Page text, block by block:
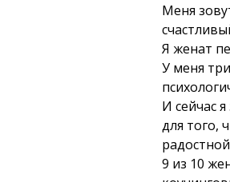
Меня
Я женат
У меня
И сейчас
для того,
9 из 10